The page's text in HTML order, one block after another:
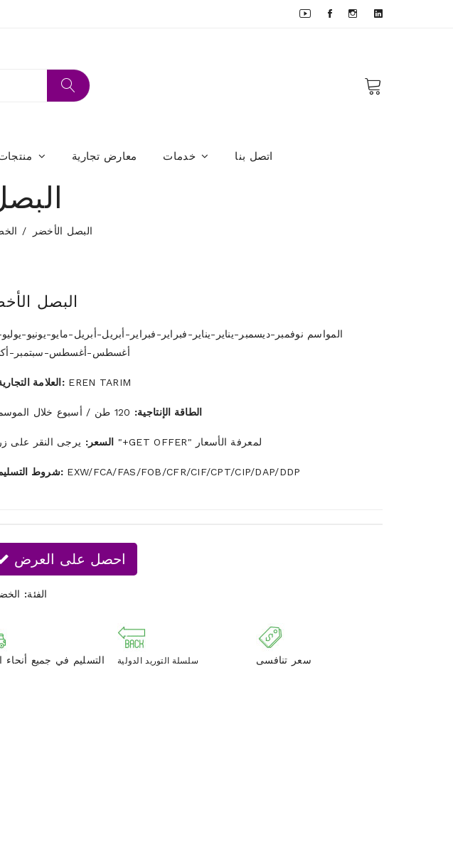
معارض تجارية خدمات اتصل بنا
البصل الأخضر
البصل
المواسم نوفمبر-ديسمبر-يناير-يناير-فبراير-فبراير-أبريل-أبريل-مايو-يونيو-
أغسطس-أغسطس-سبتمبر-
العلامة التجارية: EREN TARIM
الطاقة الإنتاجية:
السعر: يرجى النقر على زر "+GET OFFER" لمعرفة الأسعار
شروط التسليم: EXW/FCA/FAS/FOB/CFR/CIF/CPT/CIP/DAP/DDP
احصل على العرض
الفئة:
التسليم في جميع أنحاء سلسلة التوريد الدولية سعر تنافسى